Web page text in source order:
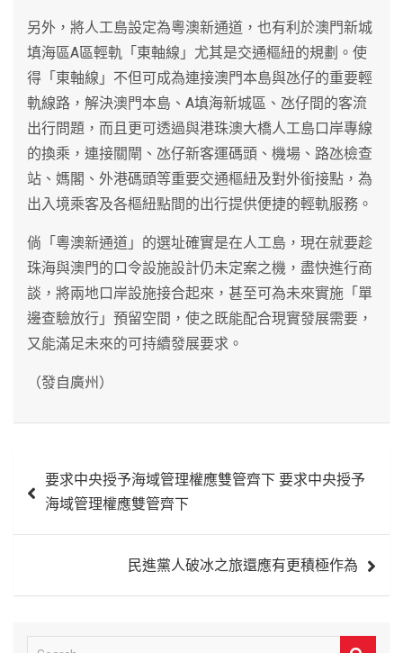
另外，將人工島設定為粵澳新通道，也有利於澳門新城
填海區A區輕軌「東軸線」尤其是交通樞紐的規劃。使
得「東軸線」不但可成為連接澳門本島與氹仔的重要輕
軌線路，解決澳門本島、A填海新城區、氹仔間的客流
出行問題，而且更可透過與港珠澳大橋人工島口岸專線
的換乘，連接關閘、氹仔新客運碼頭、機場、路氹檢查
站、媽閣、外港碼頭等重要交通樞紐及對外銜接點，為
出入境乘客及各樞紐點間的出行提供便捷的輕軌服務。
倘「粵澳新通道」的選址確實是在人工島，現在就要趁
珠海與澳門的口令設施設計仍未定案之機，盡快進行商
談，將兩地口岸設施接合起來，甚至可為未來實施「單
邊查驗放行」預留空間，使之既能配合現實發展需要，
又能滿足未來的可持續發展要求。
（發自廣州）
章 要求中央授予海域管理權應雙管齊下 要求中央授予
海域管理權應雙管齊下
民進黨人破冰之旅還應有更積極作為